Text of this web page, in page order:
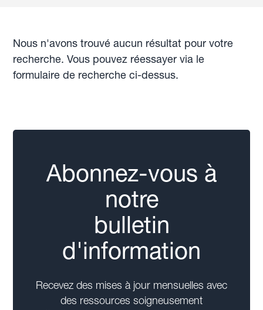
Nous n'avons trouvé aucun résultat pour votre
recherche. Vous pouvez réessayer via le
formulaire de recherche ci-dessus.
Abonnez-vous à
notre
bulletin
d'information
Recevez des mises à jour mensuelles avec
des ressources soigneusement